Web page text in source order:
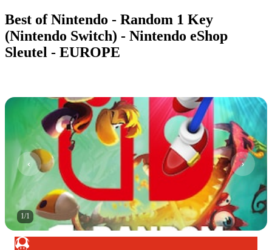
Best of Nintendo - Random 1 Key
(Nintendo Switch) - Nintendo eShop
Sleutel - EUROPE
1/1